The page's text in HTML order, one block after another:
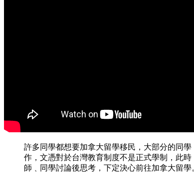
許多同學都想要加拿大留學移民，大部分的同
作，文憑對於台灣教育制度不是正式學制，此
師﹑同學討論後思考，下定決心前往加拿大留